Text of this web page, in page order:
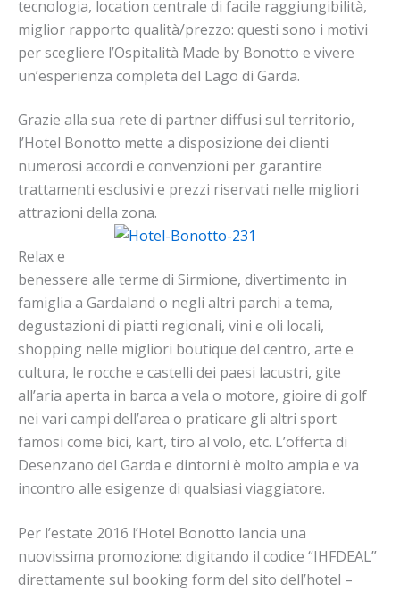
tecnologia, location centrale di facile raggiungibilità,
miglior rapporto qualità/prezzo: questi sono i motivi
per scegliere l’Ospitalità Made by Bonotto e vivere
un’esperienza completa del Lago di Garda.
Grazie alla sua rete di partner diffusi sul territorio,
l’Hotel Bonotto mette a disposizione dei clienti
numerosi accordi e convenzioni per garantire
trattamenti esclusivi e prezzi riservati nelle migliori
attrazioni della zona.
Relax e
benessere alle terme di Sirmione, divertimento in
famiglia a Gardaland o negli altri parchi a tema,
degustazioni di piatti regionali, vini e oli locali,
shopping nelle migliori boutique del centro, arte e
cultura, le rocche e castelli dei paesi lacustri, gite
all’aria aperta in barca a vela o motore, gioire di golf
nei vari campi dell’area o praticare gli altri sport
famosi come bici, kart, tiro al volo, etc. L’offerta di
Desenzano del Garda e dintorni è molto ampia e va
incontro alle esigenze di qualsiasi viaggiatore.
Per l’estate 2016 l’Hotel Bonotto lancia una
nuovissima promozione: digitando il codice “IHFDEAL”
direttamente sul booking form del sito dell’hotel –